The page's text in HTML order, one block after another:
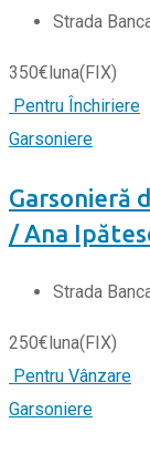
Strada
350€luna(FIX)
Pentru Închiriere
Garsoniere
Garsonieră
/ Ana
Strada
250€luna(FIX)
Pentru Vânzare
Garsoniere